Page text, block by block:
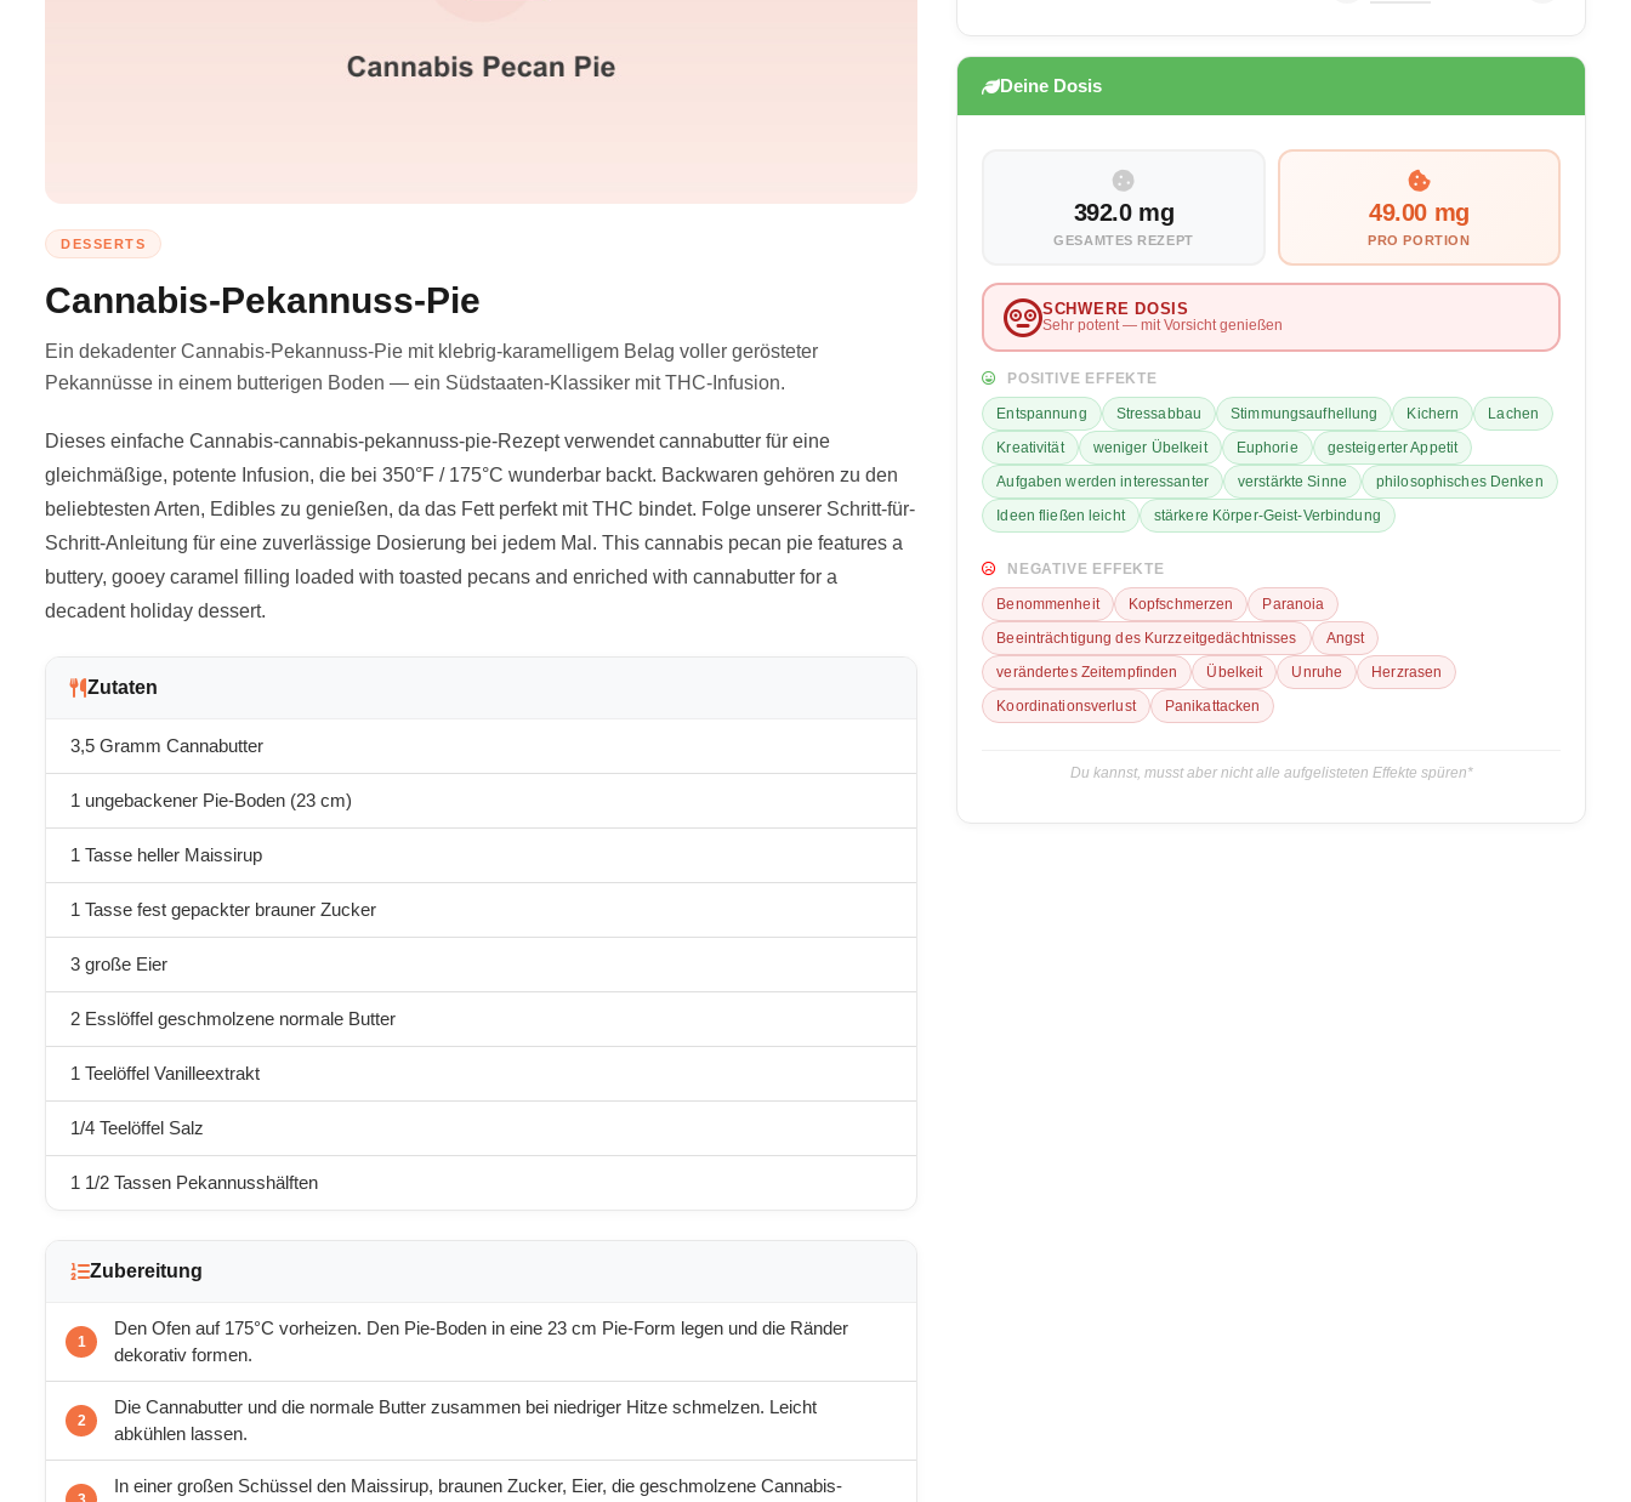
DESSERTS
Cannabis-Pekannuss-Pie
Ein dekadenter Cannabis-Pekannuss-Pie mit klebrig-karamelligem Belag voller gerösteter
Pekannüsse in einem butterigen Boden — ein Südstaaten-Klassiker mit THC-Infusion.
Dieses einfache Cannabis-cannabis-pekannuss-pie-Rezept verwendet cannabutter für eine
gleichmäßige, potente Infusion, die bei 350°F / 175°C wunderbar backt. Backwaren gehören zu den
beliebtesten Arten, Edibles zu genießen, da das Fett perfekt mit THC bindet. Folge unserer Schritt-für-
Schritt-Anleitung für eine zuverlässige Dosierung bei jedem Mal. This cannabis pecan pie features a
buttery, gooey caramel filling loaded with toasted pecans and enriched with cannabutter for a
decadent holiday dessert.
Zutaten
3,5 Gramm Cannabutter
1 ungebackener Pie-Boden (23 cm)
1 Tasse heller Maissirup
1 Tasse fest gepackter brauner Zucker
3 große Eier
2 Esslöffel geschmolzene normale Butter
1 Teelöffel Vanilleextrakt
1/4 Teelöffel Salz
1 1/2 Tassen Pekannusshälften
Zubereitung
Den Ofen auf 175°C vorheizen. Den Pie-Boden in eine 23 cm Pie-Form legen und die Ränder
dekorativ formen.
Die Cannabutter und die normale Butter zusammen bei niedriger Hitze schmelzen. Leicht
abkühlen lassen.
In einer großen Schüssel den Maissirup, braunen Zucker, Eier, die geschmolzene Cannabis-
Deine Dosis
392.0 mg
GESAMTES REZEPT
49.00 mg
PRO PORTION
SCHWERE DOSIS
Sehr potent — mit Vorsicht genießen
POSITIVE EFFEKTE
Entspannung Stressabbau Stimmungsaufhellung Kichern
Lachen
Kreativität
weniger Übelkeit Euphorie
gesteigerter Appetit
Aufgaben werden interessanter
verstärkte Sinne
philosophisches Denken
Ideen fließen leicht
stärkere Körper-Geist-Verbindung
NEGATIVE EFFEKTE
Benommenheit Kopfschmerzen
Paranoia
Beeinträchtigung des Kurzzeitgedächtnisses
Angst
verändertes Zeitempfinden
Übelkeit Unruhe
Herzrasen
Koordinationsverlust
Panikattacken
Du kannst, musst aber nicht alle aufgelisteten Effekte spüren*